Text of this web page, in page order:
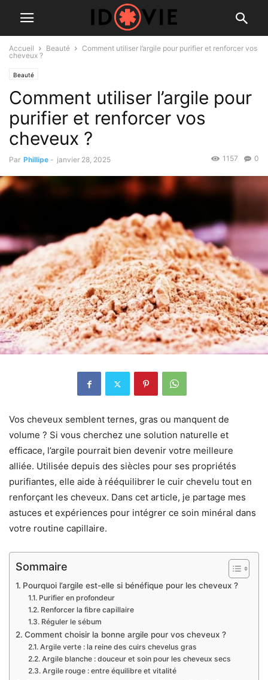
Accueil Beauté
Comment utiliser l’argile pour purifier et renforcer vos
cheveux ?
Beauté
Comment utiliser l’argile pour
purifier et renforcer vos
cheveux ?
Par Phillipe - janvier 28, 2025 0
1157
Vos cheveux semblent ternes, gras ou manquent de
volume ? Si vous cherchez une solution naturelle et
efficace, l’argile pourrait bien devenir votre meilleure
alliée. Utilisée depuis des siècles pour ses propriétés
purifiantes, elle aide à rééquilibrer le cuir chevelu tout en
renforçant les cheveux. Dans cet article, je partage mes
astuces et expériences pour intégrer ce soin minéral dans
votre routine capillaire.
Sommaire
Pourquoi l’argile est-elle si bénéfique pour les cheveux ?
Purifier en profondeur
Renforcer la fibre capillaire
Réguler le sébum
Comment choisir la bonne argile pour vos cheveux ?
Argile verte : la reine des cuirs chevelus gras
Argile blanche : douceur et soin pour les cheveux secs
Argile rouge : entre équilibre et vitalité